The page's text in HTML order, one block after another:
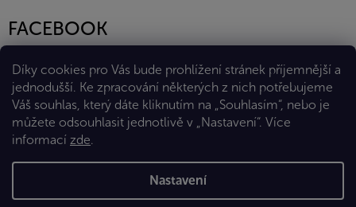
Díky cookies pro Vás bude prohlížení stránek příjemnější a
jednodušší. Ke zpracování některých z nich potřebujeme
Váš souhlas, který dáte kliknutím na „Souhlasím“, nebo je
můžete odsouhlasit jednotlivě v „Nastavení“. Více
informací zde.
Nastavení
FACEBOOK
Vytvořil Shoptet Premium